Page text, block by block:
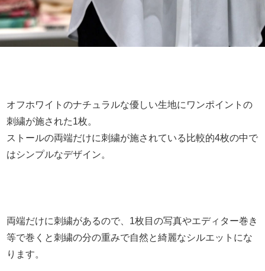
オフホワイトのナチュラルな優しい生地にワンポイントの
刺繍が施された1枚。
ストールの両端だけに刺繍が施されている比較的4枚の中で
はシンプルなデザイン。
両端だけに刺繍があるので、1枚目の写真やエディター巻き
等で巻くと刺繍の分の重みで自然と綺麗なシルエットにな
ります。